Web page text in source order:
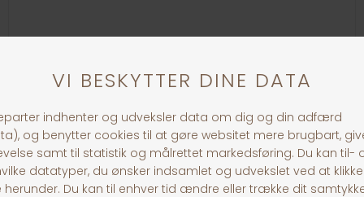
Fragt fra 39,-
1-3 dages levering